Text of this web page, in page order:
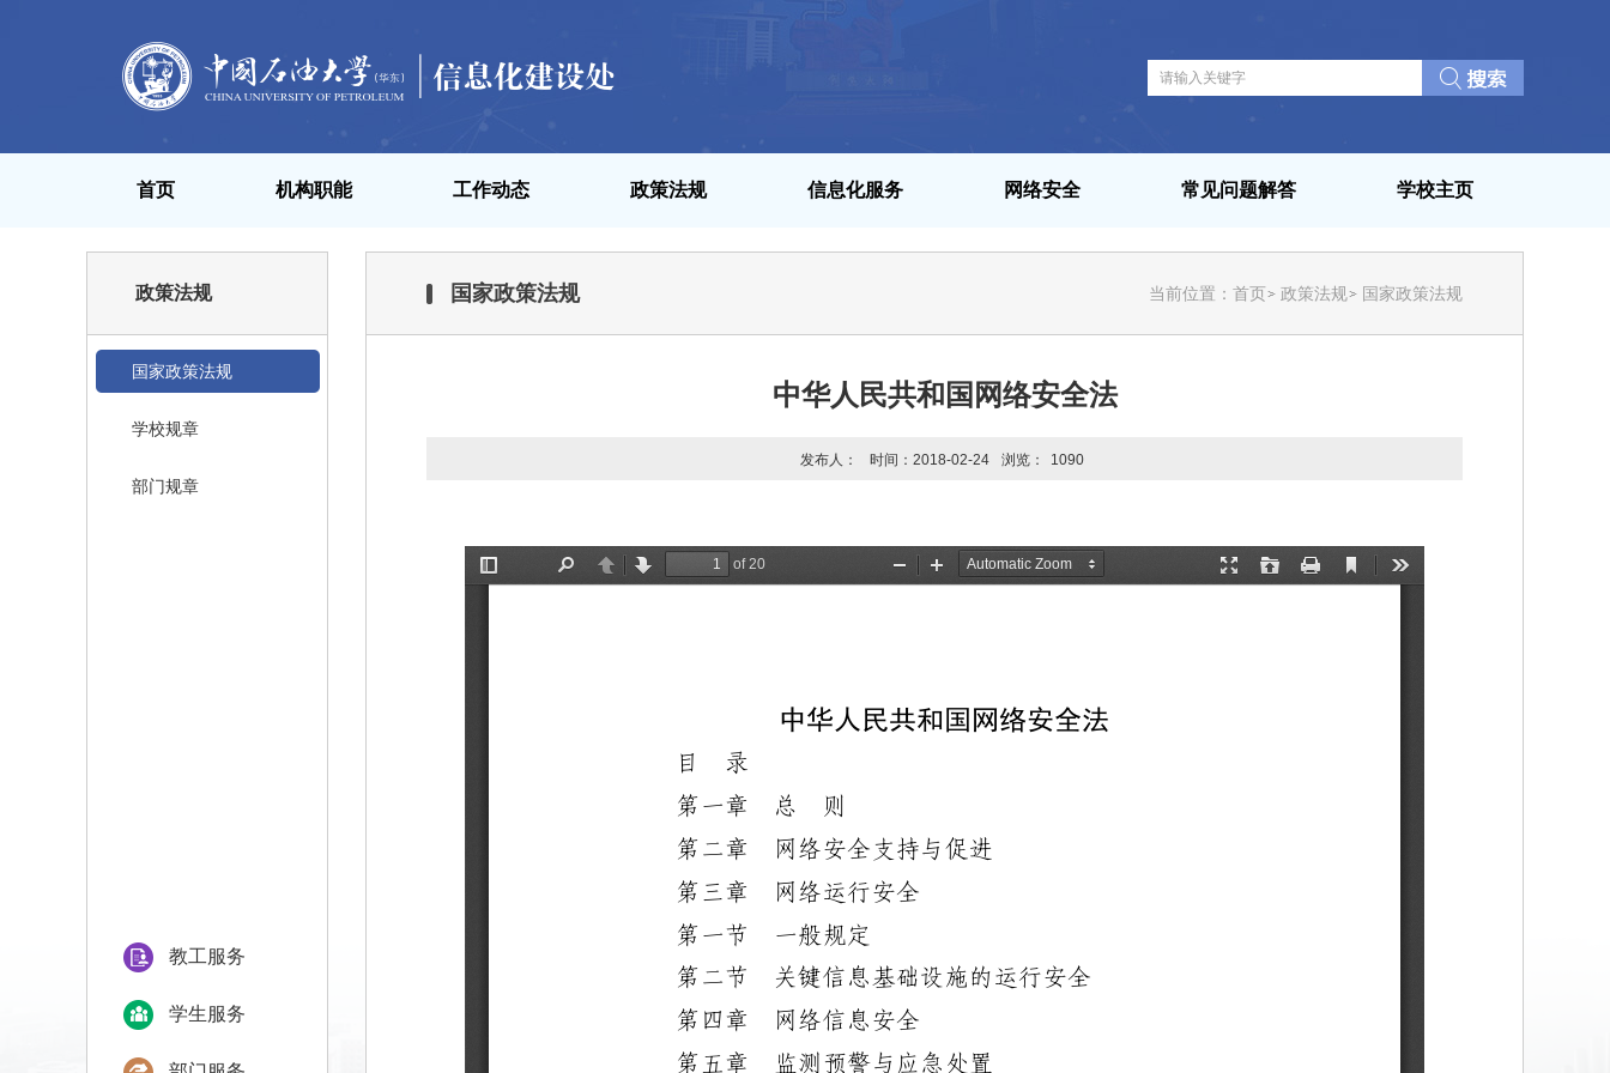
首页 机构职能 工作动态 政策法规 信息化服务 网络安全 常见问题解答 学校主页
政策法规
国家政策法规
学校规章
部门规章
教工服务
学生服务
国家政策法规 当前位置： 首页 政策法规 国家政策法规
中华人民共和国网络安全法
发布人： 时间：2018-02-24 浏览： 1090